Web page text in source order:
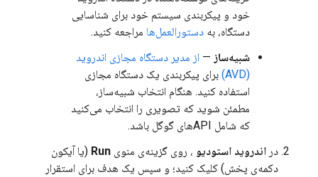
خود و پیکربندی سیستم خود برای شناسایی
دستگاه، به دستورالعمل‌ها مراجعه کنید.
شبیه‌ساز — از مدیر دستگاه مجازی اندروید
(AVD)
برای پیکربندی یک دستگاه مجازی
استفاده کنید. هنگام انتخاب شبیه‌ساز،
مطمئن شوید که تصویری را انتخاب می‌کنید
که شامل APIهای گوگل باشد.
در اندروید استودیو ، روی گزینه‌ی منوی Run (یا آیکون
دکمه‌ی پخش) کلیک کنید؛ و سپس یک هدف برای استقرار